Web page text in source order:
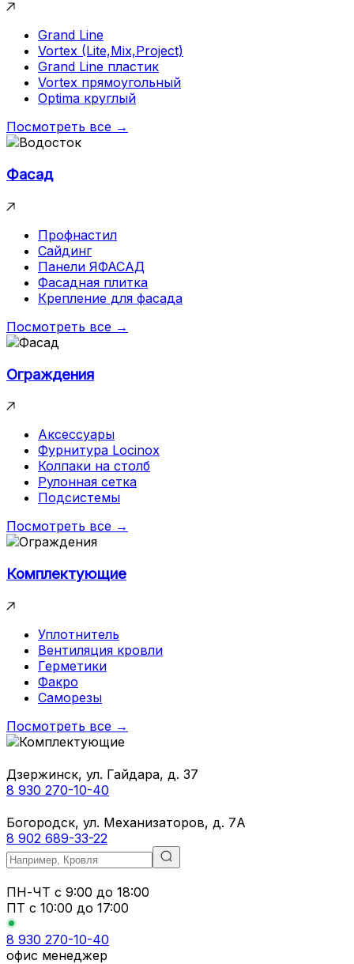
Grand Line
Vortex (Lite,Mix,Project)
Grand Line пластик
Vortex прямоугольный
Optima круглый
Посмотреть все →
Фасад
Профнастил
Сайдинг
Панели ЯФАСАД
Фасадная плитка
Крепление для фасада
Посмотреть все →
Ограждения
Аксессуары
Фурнитура Locinox
Колпаки на столб
Рулонная сетка
Подсистемы
Посмотреть все →
Комплектующие
Уплотнитель
Вентиляция кровли
Герметики
Факро
Саморезы
Посмотреть все →
Дзержинск, ул. Гайдара, д. 37
8 930 270-10-40
Богородск, ул. Механизаторов, д. 7А
8 902 689-33-22
ПН-ЧТ с 9:00 до 18:00
ПТ с 10:00 до 17:00
8 930 270-10-40
офис менеджер